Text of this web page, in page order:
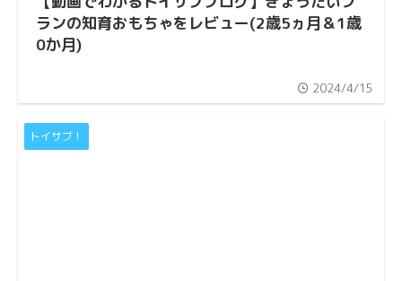
ランの知育おもちゃをレビュー(2歳5ヵ月＆1歳
0か月)
2024/4/15
トイサブ！